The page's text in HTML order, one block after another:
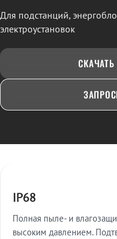
Для подстанций,
электроустановок
СКАЧАТЬ
IP68
Полная пыле- и
высоким давлением.